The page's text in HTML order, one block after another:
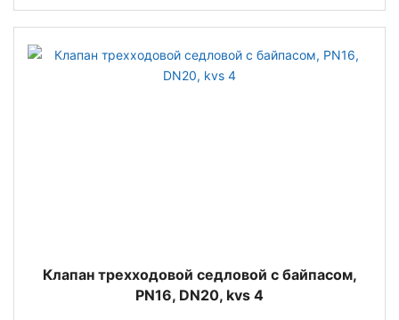
Клапан трехходовой седловой с байпасом,
PN16, DN20, kvs 4